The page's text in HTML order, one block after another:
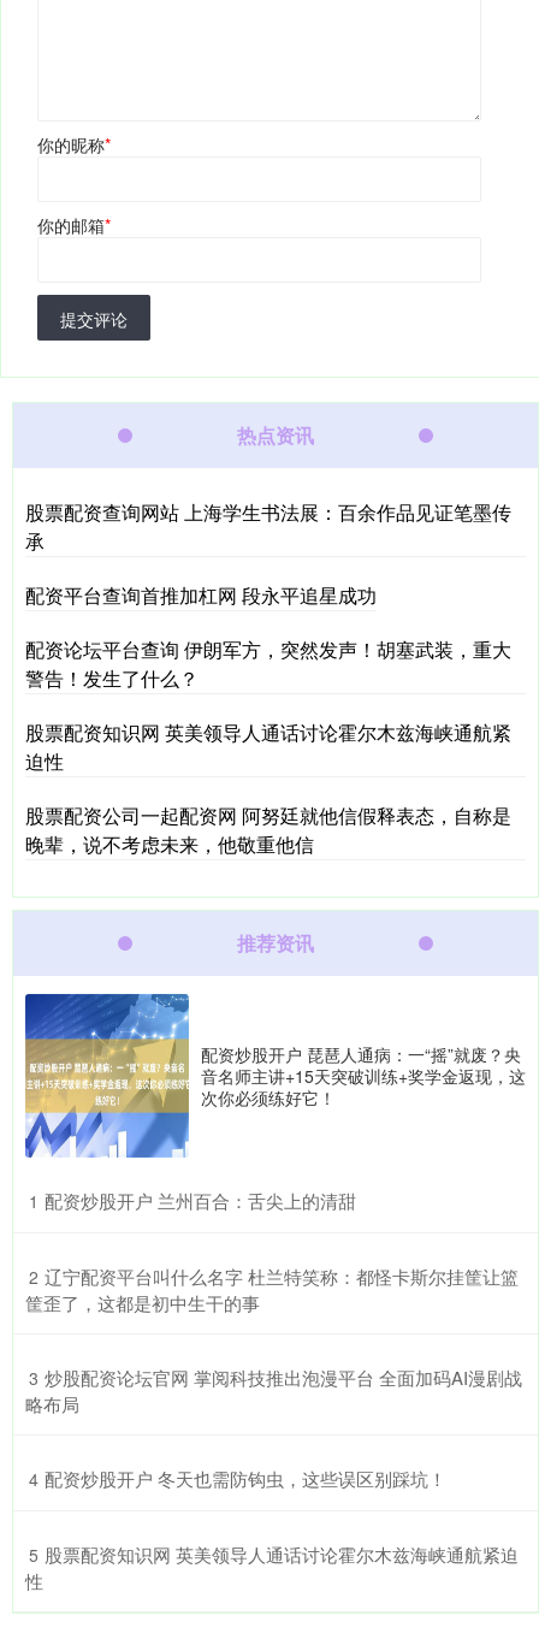
你的昵称*
你的邮箱*
提交评论
热点资讯
股票配资查询网站 上海学生书法展：百余作品见证笔墨传
承
配资平台查询首推加杠网 段永平追星成功
配资论坛平台查询 伊朗军方，突然发声！胡塞武装，重大
警告！发生了什么？
股票配资知识网 英美领导人通话讨论霍尔木兹海峡通航紧
迫性
股票配资公司一起配资网 阿努廷就他信假释表态，自称是
晚辈，说不考虑未来，他敬重他信
推荐资讯
配资炒股开户 琵琶人通病：一“摇”就废？央
音名师主讲+15天突破训练+奖学金返现，这
次你必须练好它！
1 ​配资炒股开户 兰州百合：舌尖上的清甜
2 ​辽宁配资平台叫什么名字 杜兰特笑称：都怪卡斯尔挂筐让篮
筐歪了，这都是初中生干的事
3 ​炒股配资论坛官网 掌阅科技推出泡漫平台 全面加码AI漫剧战
略布局
4 ​配资炒股开户 冬天也需防钩虫，这些误区别踩坑！
5 ​股票配资知识网 英美领导人通话讨论霍尔木兹海峡通航紧迫
性